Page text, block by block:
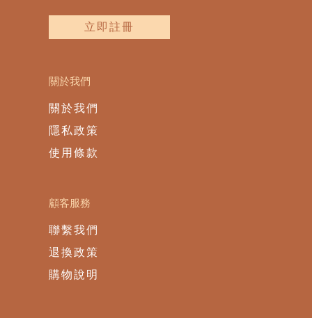
關於我們
關於我們
隱私政策
使用條款
顧客服務
聯繫我們
退換政策
購物說明
立即註冊